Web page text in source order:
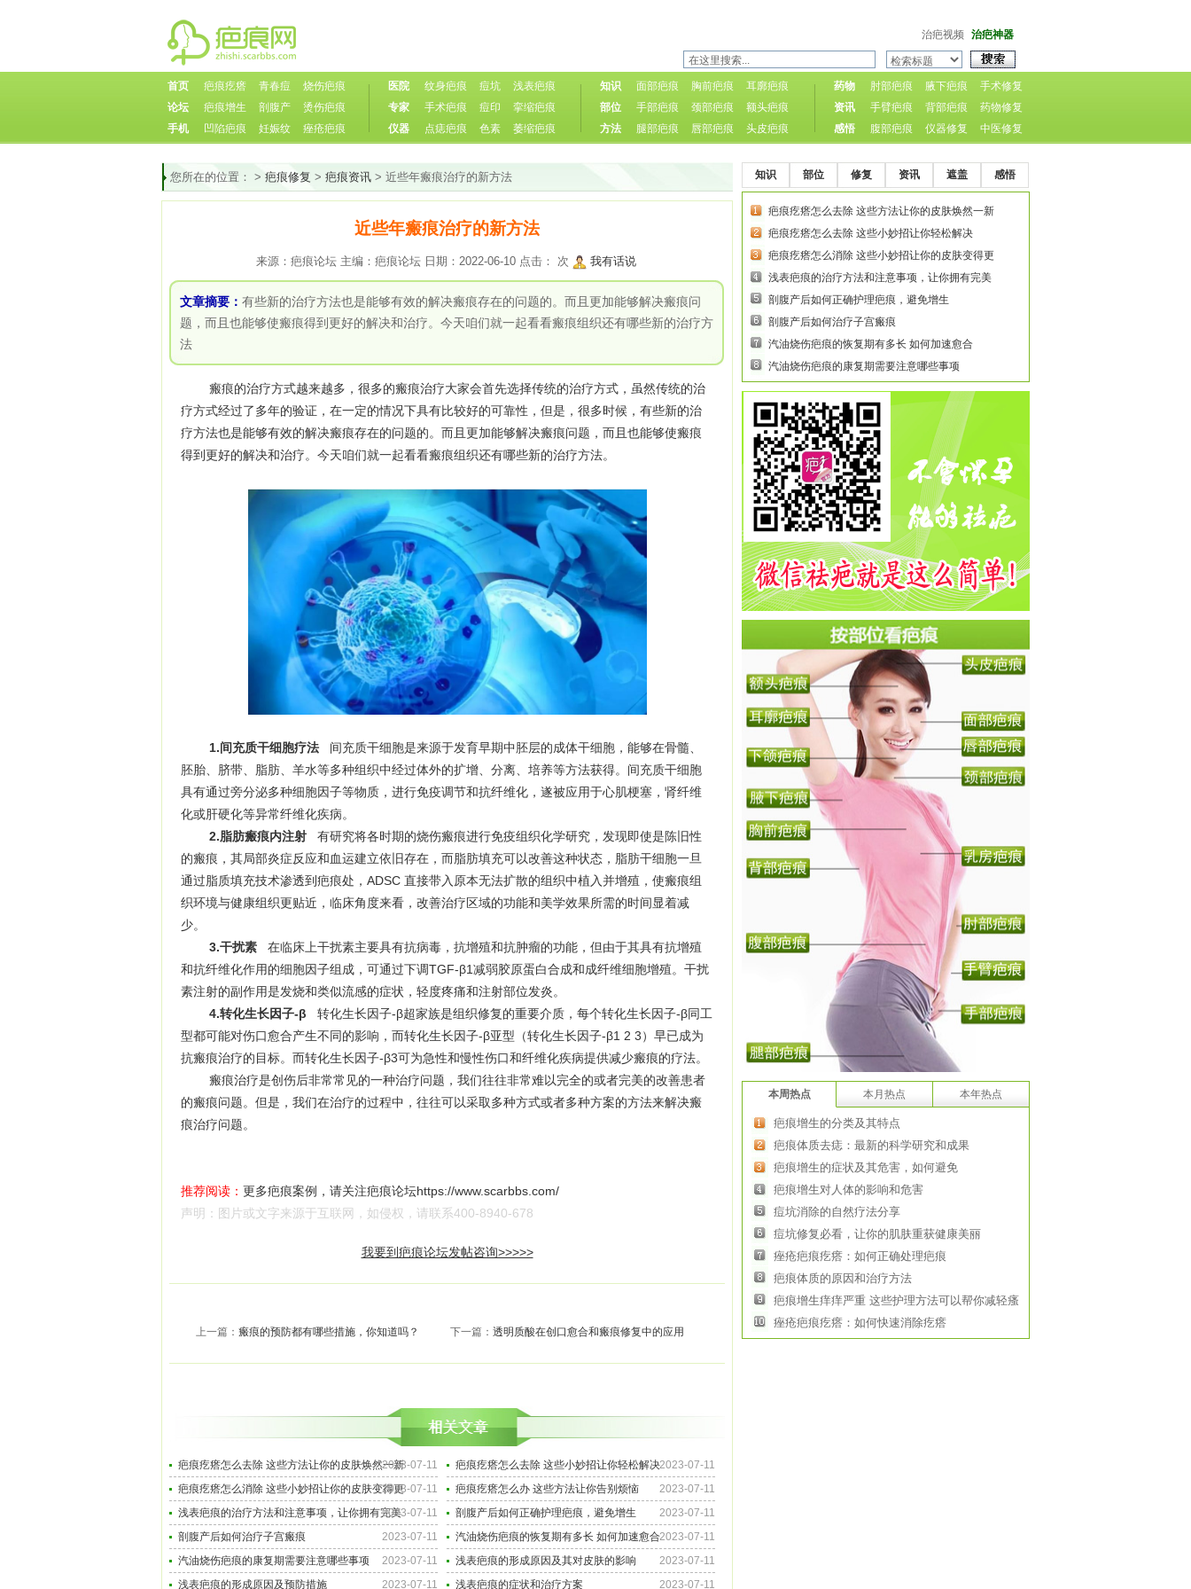
治疤神器
治疤视频
首页 疤痕疙瘩 青春痘
烧伤疤痕
论坛
疤痕增生 剖腹产
烫伤疤痕
手机
凹陷疤痕 妊娠纹 痤疮疤痕
医院 纹身疤痕 痘坑
浅表疤痕
专家
手术疤痕 痘印
挛缩疤痕
仪器
点痣疤痕 色素 萎缩疤痕
知识 面部疤痕 胸前疤痕
耳廓疤痕
部位
手部疤痕 颈部疤痕
额头疤痕
方法
腿部疤痕 唇部疤痕 头皮疤痕
药物 肘部疤痕 腋下疤痕
手术修复
资讯
手臂疤痕 背部疤痕
药物修复
感悟
腹部疤痕 仪器修复 中医修复
您所在的位置： > 疤痕修复 > 疤痕资讯 > 近些年瘢痕治疗的新方法
近些年瘢痕治疗的新方法
来源：疤痕论坛 主编：疤痕论坛 日期：2022-06-10 点击： 次 我有话说
文章摘要： 有些新的治疗方法也是能够有效的解决瘢痕存在的问题的。而且更加能够解决瘢痕问
题，而且也能够使瘢痕得到更好的解决和治疗。今天咱们就一起看看瘢痕组织还有哪些新的治疗方
法
瘢痕的治疗方式越来越多，很多的瘢痕治疗大家会首先选择传统的治疗方式，虽然传统的治
疗方式经过了多年的验证，在一定的情况下具有比较好的可靠性，但是，很多时候，有些新的治
疗方法也是能够有效的解决瘢痕存在的问题的。而且更加能够解决瘢痕问题，而且也能够使瘢痕
得到更好的解决和治疗。今天咱们就一起看看瘢痕组织还有哪些新的治疗方法。
1.间充质干细胞疗法 间充质干细胞是来源于发育早期中胚层的成体干细胞，能够在骨髓、
胚胎、脐带、脂肪、羊水等多种组织中经过体外的扩增、分离、培养等方法获得。间充质干细胞
具有通过旁分泌多种细胞因子等物质，进行免疫调节和抗纤维化，遂被应用于心肌梗塞，肾纤维
化或肝硬化等异常纤维化疾病。
2.脂肪瘢痕内注射
有研究将各时期的烧伤瘢痕进行免疫组织化学研究，发现即使是陈旧性
的瘢痕，其局部炎症反应和血运建立依旧存在，而脂肪填充可以改善这种状态，脂肪干细胞一旦
通过脂质填充技术渗透到疤痕处，ADSC 直接带入原本无法扩散的组织中植入并增殖，使瘢痕组
织环境与健康组织更贴近，临床角度来看，改善治疗区域的功能和美学效果所需的时间显着减
少。
3.干扰素 在临床上干扰素主要具有抗病毒，抗增殖和抗肿瘤的功能，但由于其具有抗增殖
和抗纤维化作用的细胞因子组成，可通过下调TGF-β1减弱胶原蛋白合成和成纤维细胞增殖。干扰
素注射的副作用是发烧和类似流感的症状，轻度疼痛和注射部位发炎。
4.转化生长因子-β
转化生长因子-β超家族是组织修复的重要介质，每个转化生长因子-β同工
型都可能对伤口愈合产生不同的影响，而转化生长因子-β亚型（转化生长因子-β1 2 3）早已成为
抗瘢痕治疗的目标。而转化生长因子-β3可为急性和慢性伤口和纤维化疾病提供减少瘢痕的疗法。
瘢痕治疗是创伤后非常常见的一种治疗问题，我们往往非常难以完全的或者完美的改善患者
的瘢痕问题。但是，我们在治疗的过程中，往往可以采取多种方式或者多种方案的方法来解决瘢
痕治疗问题。
推荐阅读： 更多疤痕案例，请关注疤痕论坛https://www.scarbbs.com/
声明：图片或文字来源于互联网，如侵权，请联系400-8940-678
我要到疤痕论坛发帖咨询>>>>>
上一篇： 瘢痕的预防都有哪些措施，你知道吗？ 下一篇： 透明质酸在创口愈合和瘢痕修复中的应用
疤痕疙瘩怎么去除 这些方法让你的皮肤焕然一新2023-07-11 疤痕疙瘩怎么去除 这些小妙招让你轻松解决2023-07-11
疤痕疙瘩怎么消除 这些小妙招让你的皮肤变得更2023-07-11 疤痕疙瘩怎么办 这些方法让你告别烦恼
2023-07-11
浅表疤痕的治疗方法和注意事项，让你拥有完美2023-07-11 剖腹产后如何正确护理疤痕，避免增生
2023-07-11
剖腹产后如何治疗子宫瘢痕
2023-07-11 汽油烧伤疤痕的恢复期有多长 如何加速愈合2023-07-11
汽油烧伤疤痕的康复期需要注意哪些事项
2023-07-11 浅表疤痕的形成原因及其对皮肤的影响
2023-07-11
浅表疤痕的形成原因及预防措施
2023-07-11 浅表疤痕的症状和治疗方案 2023-07-11
知识 部位 修复 资讯 遮盖 感悟
疤痕疙瘩怎么去除 这些方法让你的皮肤焕然一新
疤痕疙瘩怎么去除 这些小妙招让你轻松解决
疤痕疙瘩怎么消除 这些小妙招让你的皮肤变得更
浅表疤痕的治疗方法和注意事项，让你拥有完美
剖腹产后如何正确护理疤痕，避免增生
剖腹产后如何治疗子宫瘢痕
汽油烧伤疤痕的恢复期有多长 如何加速愈合
汽油烧伤疤痕的康复期需要注意哪些事项
本周热点 本月热点 本年热点
疤痕增生的分类及其特点
疤痕体质去痣：最新的科学研究和成果
疤痕增生的症状及其危害，如何避免
疤痕增生对人体的影响和危害
痘坑消除的自然疗法分享
痘坑修复必看，让你的肌肤重获健康美丽
痤疮疤痕疙瘩：如何正确处理疤痕
疤痕体质的原因和治疗方法
疤痕增生痒痒严重 这些护理方法可以帮你减轻瘙
痤疮疤痕疙瘩：如何快速消除疙瘩